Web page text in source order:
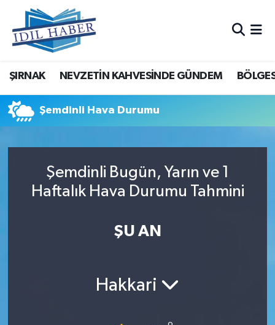
ŞIRNAK NEVZETİN KAHVESİNDE GÜNDEM
Şemdinli Hava Durumu
Şemdinli Bugün, Yarın ve 1
Haftalık Hava Durumu Tahmini
ŞU AN
Hakkari
Nöbetçi Eczaneler
Hava Durumu
Trafik Durumu
Tüm Manşetler